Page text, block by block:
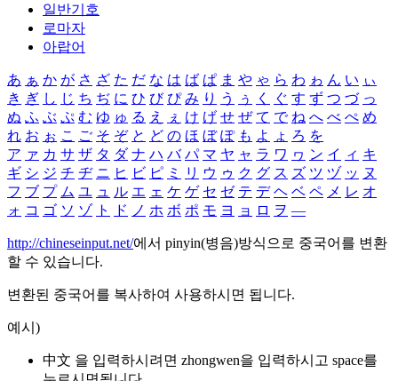
일반기호
로마자
아랍어
あ ぁ か が さ ざ た だ な は ば ぱ ま や ゃ ら わ ゎ ん い ぃ
き ぎ し じ ち ぢ に ひ び ぴ み り う ぅ く ぐ す ず つ づ っ
ぬ ふ ぶ ぷ む ゆ ゅ る え ぇ け げ せ ぜ て で ね へ べ ぺ め
れ お ぉ こ ご そ ぞ と ど の ほ ぼ ぽ も よ ょ ろ を
ア ァ カ サ ザ タ ダ ナ ハ バ パ マ ヤ ャ ラ ワ ヮ ン イ ィ キ
ギ シ ジ チ ヂ ニ ヒ ビ ピ ミ リ ウ ゥ ク グ ス ズ ツ ヅ ッ ヌ
フ ブ プ ム ユ ュ ル エ ェ ケ ゲ セ ゼ テ デ ヘ ベ ペ メ レ オ
ォ コ ゴ ソ ゾ ト ド ノ ホ ボ ポ モ ヨ ョ ロ ヲ ―
http://chineseinput.net/에서 pinyin(병음)방식으로 중국어를 변환
할 수 있습니다.
변환된 중국어를 복사하여 사용하시면 됩니다.
예시)
中文 을 입력하시려면 zhongwen을 입력하시고 space를